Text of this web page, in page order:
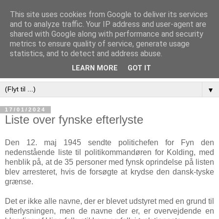
▼
17/01/2024
Liste over fynske efterlyste
Den 12. maj 1945 sendte politichefen for Fyn den
nedenstående liste til politikommandøren for Kolding, med
henblik på, at de 35 personer med fynsk oprindelse på listen
blev arresteret, hvis de forsøgte at krydse den dansk-tyske
grænse.
Det er ikke alle navne, der er blevet udstyret med en grund til
efterlysningen, men de navne der er, er overvejdende en
This site uses cookies from Google to deliver its services
and to analyze traffic. Your IP address and user-agent are
shared with Google along with performance and security
metrics to ensure quality of service, generate usage
statistics, and to detect and address abuse.
LEARN MORE GOT IT